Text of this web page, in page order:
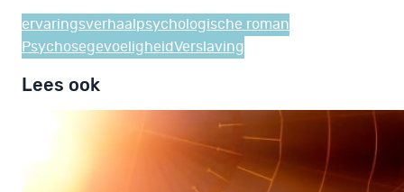
ervaringsverhaal psychologische roman
PsychosegevoeligheidVerslaving
Lees ook